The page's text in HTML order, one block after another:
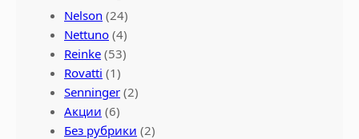
Nelson (24)
Nettuno (4)
Reinke (53)
Rovatti (1)
Senninger (2)
Акции (6)
Без рубрики (2)